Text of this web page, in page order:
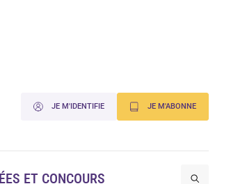
JE M'IDENTIFIE JE M'ABONNE
ET CONCOURS